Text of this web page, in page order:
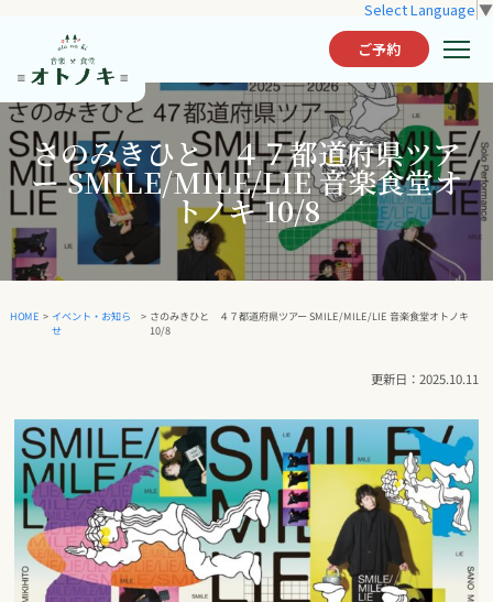
Select Language ▼
ご予約
さのみきひと ４７都道府県ツア
ー SMILE/MILE/LIE 音楽食堂オ
トノキ 10/8
HOME > イベント・お知ら
せ
> さのみきひと ４７都道府県ツアー SMILE/MILE/LIE 音楽食堂オトノキ
10/8
2025.10.11